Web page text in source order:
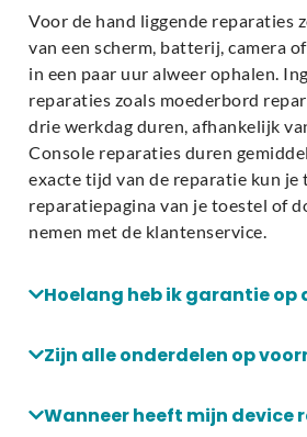
Voor de hand liggende reparaties
van een scherm, batterij, camera
in een paar uur alweer ophalen.
reparaties zoals moederbord
drie werkdag duren, afhankelijk
Console reparaties duren
exacte tijd van de reparatie kun je
reparatiepagina van je toestel of
nemen met de klantenservice.
Hoelang heb ik garantie op
Zijn alle onderdelen op
Wanneer heeft mijn device